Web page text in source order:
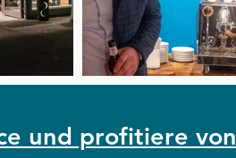
und profitiere von